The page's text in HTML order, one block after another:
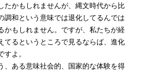
たかもしれませんが、縄文時代から比
調和という意味では退化してるんでは
かもしれません。ですが、私たちが経
てるというところで見るならば、進化
すよ。
、ある意味社会的、国家的な体験を得